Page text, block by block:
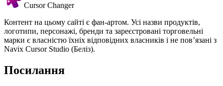
Cursor Changer
Контент на цьому сайті є фан-артом. Усі назви продуктів,
логотипи, персонажі, бренди та зареєстровані торговельні
марки є власністю їхніх відповідних власників і не пов’язані з
Navix Cursor Studio (Беліз).
Посилання